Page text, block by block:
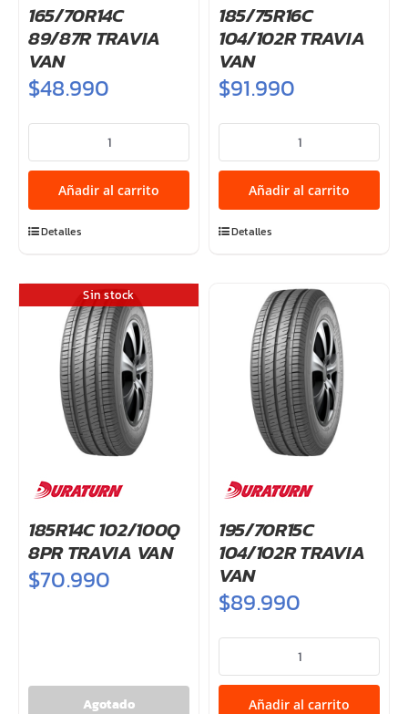
165/70R14C
89/87R TRAVIA
VAN
$48.990
89/87R
TRAVIA
cantidad
Añadir al carrito
Detalles
185/75R16C
104/102R TRAVIA
VAN
$91.990
104/102R
TRAVIA
cantidad
Añadir al carrito
Detalles
Sin stock
185R14C 102/100Q
8PR TRAVIA VAN
$70.990
195/70R15C
104/102R TRAVIA
VAN
$89.990
104/102R
TRAVIA
Añadir al carrito